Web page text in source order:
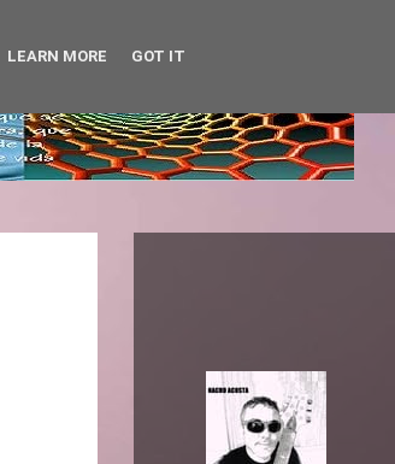
LEARN MORE GOT IT